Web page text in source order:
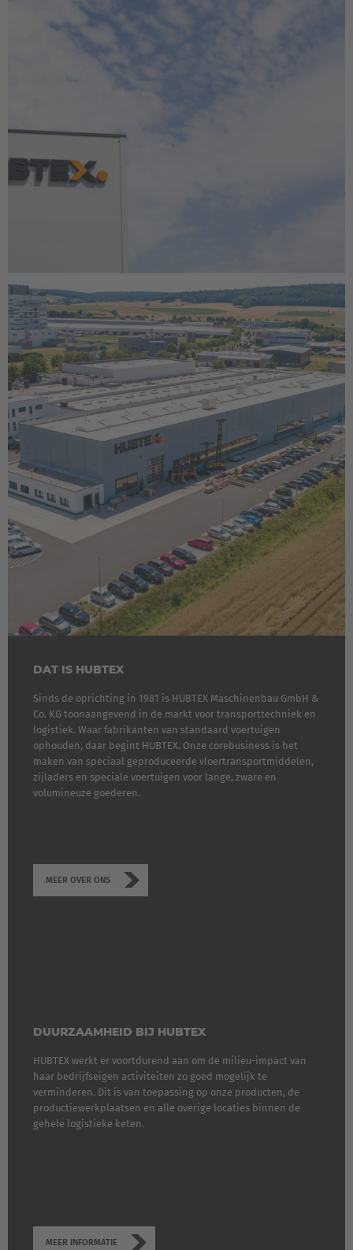
Nederlands Français Deutsch
DAT IS HUBTEX
Sinds de oprichting in 1981 is HUBTEX Maschinenbau GmbH &
Co. KG toonaangevend in de markt voor transporttechniek en
logistiek. Waar fabrikanten van standaard voertuigen
ophouden, daar begint HUBTEX. Onze corebusiness is het
maken van speciaal geproduceerde vloertransportmiddelen,
zijladers en speciale voertuigen voor lange, zware en
volumineuze goederen.
MEER OVER ONS
DUURZAAMHEID BIJ HUBTEX
HUBTEX werkt er voortdurend aan om de milieu-impact van
haar bedrijfseigen activiteiten zo goed mogelijk te
verminderen. Dit is van toepassing op onze producten, de
productiewerkplaatsen en alle overige locaties binnen de
gehele logistieke keten.
MEER INFORMATIE